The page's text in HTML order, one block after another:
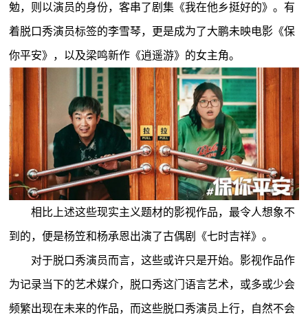
勉，则以演员的身份，客串了剧集《我在他乡挺好的》。有
着脱口秀演员标签的李雪琴，更是成为了大鹏未映电影《保
你平安》，以及梁鸣新作《逍遥游》的女主角。
相比上述这些现实主义题材的影视作品，最令人想象不
到的，便是杨笠和杨承恩出演了古偶剧《七时吉祥》。
对于脱口秀演员而言，这些或许只是开始。影视作品作
为记录当下的艺术媒介，脱口秀这门语言艺术，或多或少会
频繁出现在未来的作品，而这些脱口秀演员上行，自然不会